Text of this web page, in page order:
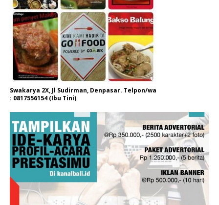
Swakarya 2X, Jl Sudirman, Denpasar. Telpon/wa
: 0817556154 (Ibu Tini)